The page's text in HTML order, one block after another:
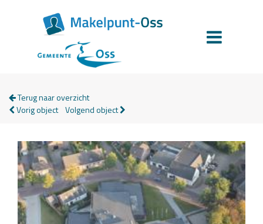
Terug naar overzicht
Vorig object Volgend object